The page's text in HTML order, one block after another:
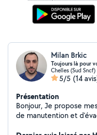
Milan Brkic
Toujours là pour
Chelles (Sud Sncf)
5/5 (14
Présentation
Bonjour, Je propose
de manutention et